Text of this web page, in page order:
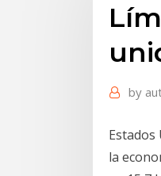
by
Estados
la